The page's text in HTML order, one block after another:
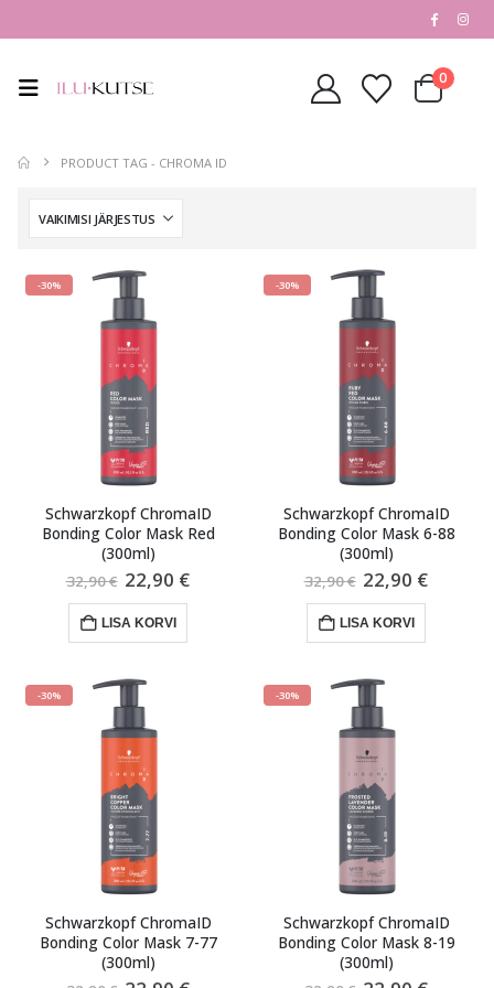
0
PRODUCT TAG - CHROMA ID
-30%
Schwarzkopf ChromaID
Bonding Color Mask Red
(300ml)
32,90€ Algne
hind
oli:
32,90 €.
22,90 €Praegune
hind
LISA KORVI
-30%
Schwarzkopf ChromaID
Bonding Color Mask 6-88
(300ml)
32,90€ Algne
hind
oli:
32,90 €.
22,90 €
hind
LISA KORVI
-30%
Schwarzkopf ChromaID
Bonding Color Mask 7-77
(300ml)
-30%
Schwarzkopf ChromaID
Bonding Color Mask 8-19
(300ml)